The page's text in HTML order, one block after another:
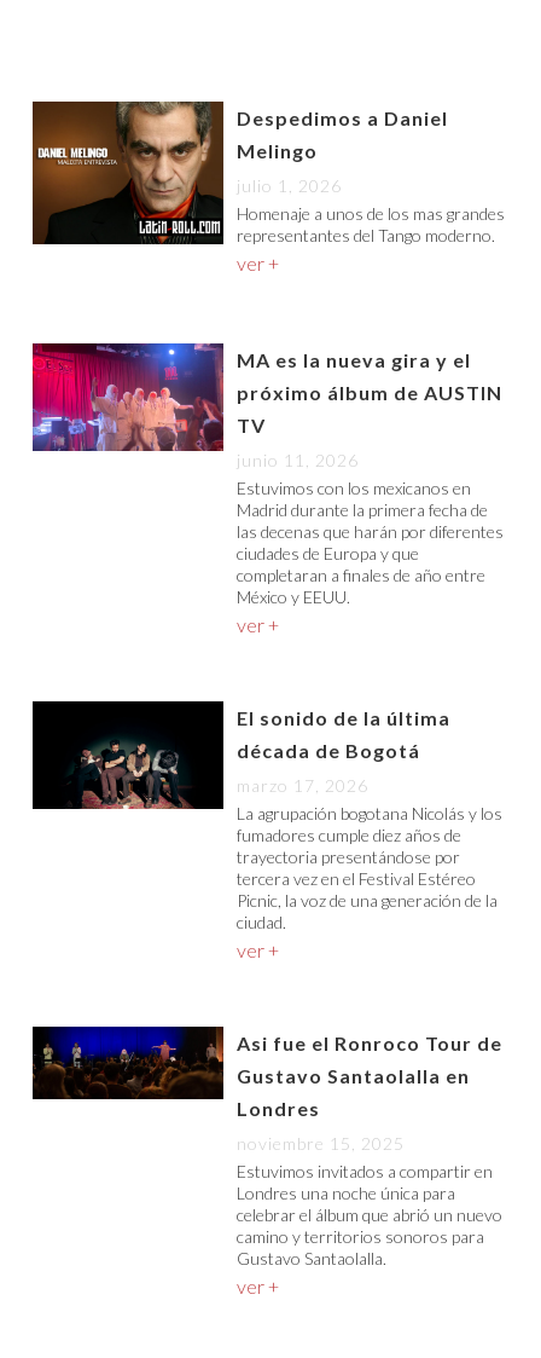
Despedimos a Daniel
Melingo
julio 1, 2026
Homenaje a unos de los mas grandes
representantes del Tango moderno.
ver +
MA es la nueva gira y el
próximo álbum de AUSTIN
TV
junio 11, 2026
Estuvimos con los mexicanos en
Madrid durante la primera fecha de
las decenas que harán por diferentes
ciudades de Europa y que
completaran a finales de año entre
México y EEUU.
ver +
El sonido de la última
década de Bogotá
marzo 17, 2026
La agrupación bogotana Nicolás y los
fumadores cumple diez años de
trayectoria presentándose por
tercera vez en el Festival Estéreo
Picnic, la voz de una generación de la
ciudad.
ver +
Asi fue el Ronroco Tour de
Gustavo Santaolalla en
Londres
noviembre 15, 2025
Estuvimos invitados a compartir en
Londres una noche única para
celebrar el álbum que abrió un nuevo
camino y territorios sonoros para
Gustavo Santaolalla.
ver +